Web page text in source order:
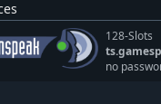
Urban Warfare
Heavy Metal128-Slots
no